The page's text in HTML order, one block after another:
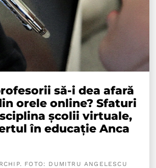
să-i dea afară
orele online? Sfaturi
școlii virtuale,
în educație Anca
FOTO: DUMITRU ANGELESCU